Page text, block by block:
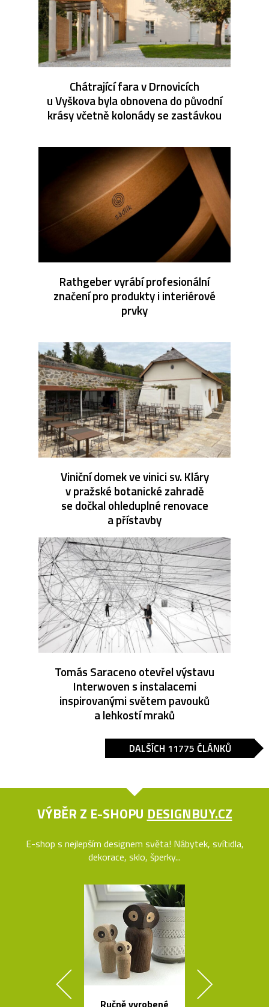
Chátrající fara v Drnovicích
u Vyškova byla obnovena do původní
krásy včetně kolonády se zastávkou
Rathgeber vyrábí profesionální
značení pro produkty i interiérové
prvky
Viniční domek ve vinici sv. Kláry
v pražské botanické zahradě
se dočkal ohleduplné renovace
a přístavby
Tomás Saraceno otevřel výstavu
Interwoven s instalacemi
inspirovanými světem pavouků
a lehkostí mraků
DALŠÍCH 11775 ČLÁNKŮ
VÝBĚR Z E-SHOPU DESIGNBUY.CZ
E-shop s nejlepším designem světa! Nábytek, svítidla,
dekorace, sklo, šperky...
Ručně vyrobené